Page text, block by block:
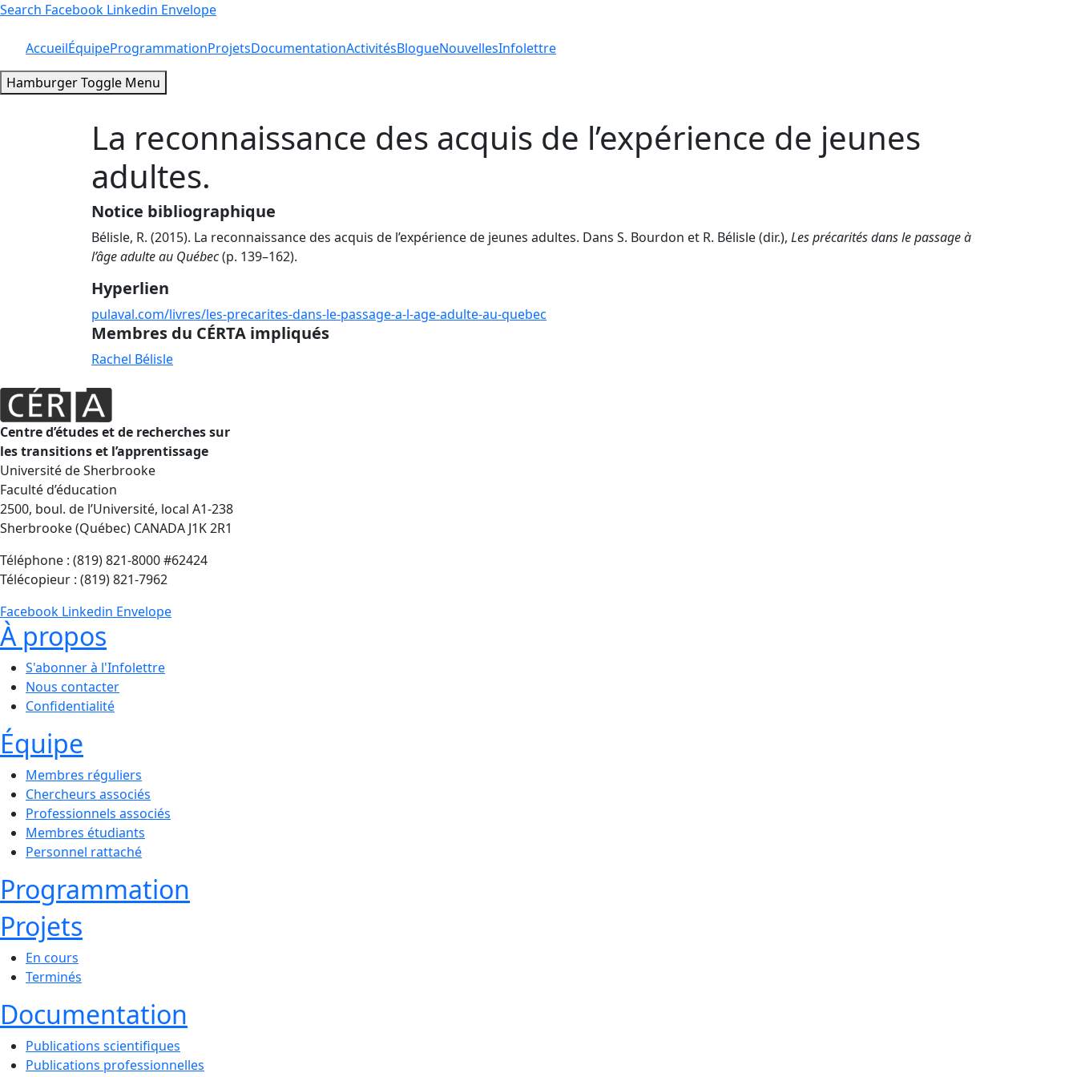
Search Facebook Linkedin Envelope
AccueilÉquipeProgrammationProjetsDocumentationActivitésBlogueNouvellesInfolettre
Hamburger Toggle Menu
La reconnaissance des acquis de l’expérience de jeunes
adultes.
Notice bibliographique
Bélisle, R. (2015). La reconnaissance des acquis de l’expérience de jeunes adultes. Dans S. Bourdon et R. Bélisle (dir.), Les précarités dans le passage à
l’âge adulte au Québec(p. 139–162).
Hyperlien
pulaval.com/livres/les-precarites-dans-le-passage-a-l-age-adulte-au-quebec
Membres du CÉRTA impliqués
Rachel Bélisle
Centre d’études et de recherches sur
les transitions et l’apprentissage
Université de Sherbrooke
Faculté d’éducation
2500, boul. de l’Université, local A1-238
Sherbrooke (Québec) CANADA J1K 2R1
Téléphone : (819) 821-8000 #62424
Télécopieur : (819) 821-7962
Facebook Linkedin Envelope
À propos
S'abonner à l'Infolettre
Nous contacter
Confidentialité
Équipe
Membres réguliers
Chercheurs associés
Professionnels associés
Membres étudiants
Personnel rattaché
Programmation
Projets
En cours
Terminés
Documentation
Publications scientifiques
Publications professionnelles